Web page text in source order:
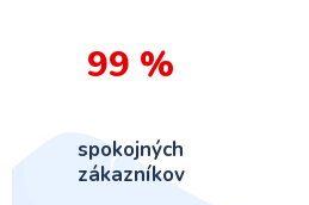
99 %
spokojných
zákazníkov